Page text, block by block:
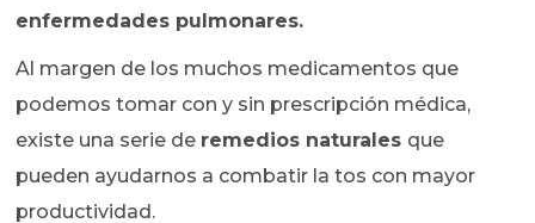
enfermedades pulmonares.
Al margen de los muchos medicamentos que
podemos tomar con y sin prescripción médica,
existe una serie de remedios naturales que
pueden ayudarnos a combatir la tos con mayor
productividad.